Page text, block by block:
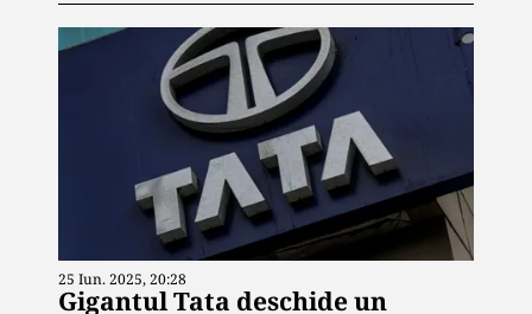
25 Iun. 2025, 20:28
Gigantul Tata deschide un